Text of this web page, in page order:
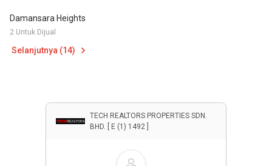
Damansara Heights
2 Untuk Dijual
Selanjutnya (14)
TECH REALTORS PROPERTIES SDN.
BHD. [ E (1) 1492 ]